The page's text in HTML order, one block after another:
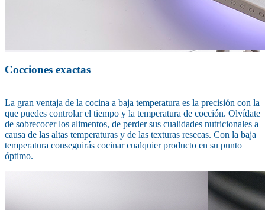
Cocciones exactas
La gran ventaja de la cocina a baja temperatura es la precisión con la
que puedes controlar el tiempo y la temperatura de cocción. Olvídate
de sobrecocer los alimentos, de perder sus cualidades nutricionales a
causa de las altas temperaturas y de las texturas resecas. Con la baja
temperatura conseguirás cocinar cualquier producto en su punto
óptimo.